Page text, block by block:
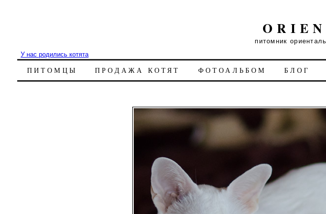
питомник
У нас родились котята
ПИТОМЦЫ ПРОДАЖА КОТЯТ ФОТОАЛЬБОМ БЛОГ